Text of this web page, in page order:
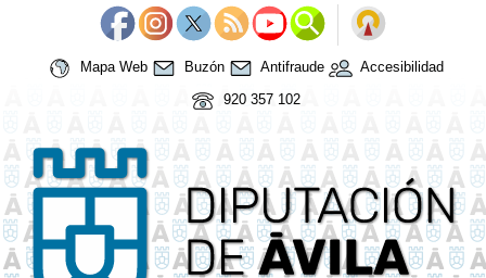
Mapa Web Buzón Antifraude
Accesibilidad
920 357 102